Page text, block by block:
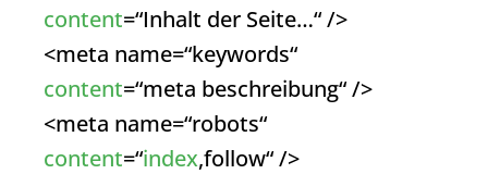
content=“Inhalt der Seite…“ />
<meta name=“keywords“
content=“meta beschreibung“ />
<meta name=“robots“
content=“index,follow“ />